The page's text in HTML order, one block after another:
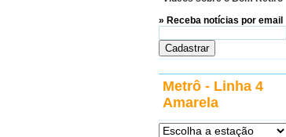
» Receba notícias por email
Metrô - Linha 4
Amarela